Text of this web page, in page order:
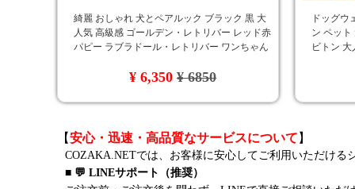
綺麗 おしゃれ 犬とペアルック ブラック 黒 大
人気 高級感 ゴールデン・レトリバー レッド赤
パピー ラブラドール・レトリバー ワンちゃん
専門店 通販 犬の服gucci
¥ 6,350¥ 6850
ドッグウ
ン ペット
ビトン
【安心・迅速・高品質なサービスについて 】
COZAKA.NETでは、お客様に安心してご利用いただける
■ 💬 LINEサポート（推奨）